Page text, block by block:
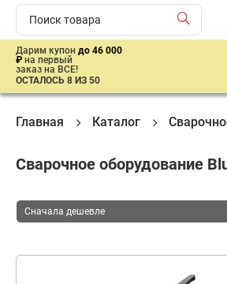
Дарим купон до 46 000
₽ на первый
заказ на ВСЕ!
ОСТАЛОСЬ 8 ИЗ 50
Главная Каталог
Сварочное оборудование
Сначала дешевле